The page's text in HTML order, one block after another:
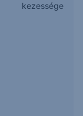
kezessége